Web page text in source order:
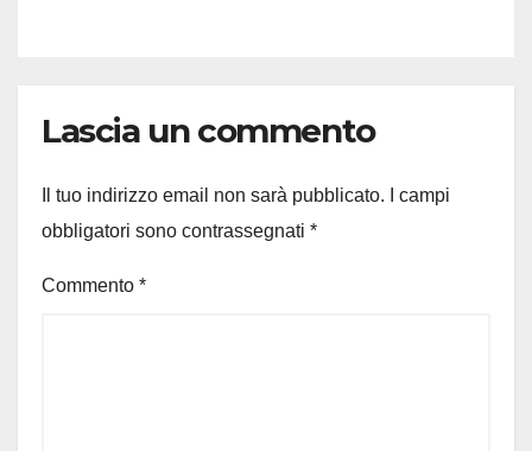
Lascia un commento
Il tuo indirizzo email non sarà pubblicato.
I campi
obbligatori sono contrassegnati *
Commento *